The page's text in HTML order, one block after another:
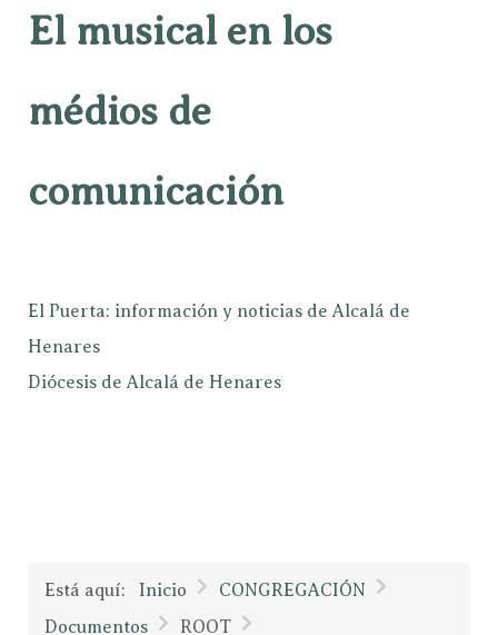
El musical en los
médios de
comunicación
El Puerta: información y noticias de Alcalá de
Henares
Diócesis de Alcalá de Henares
Está aquí: Inicio
CONGREGACIÓN
Documentos
ROOT